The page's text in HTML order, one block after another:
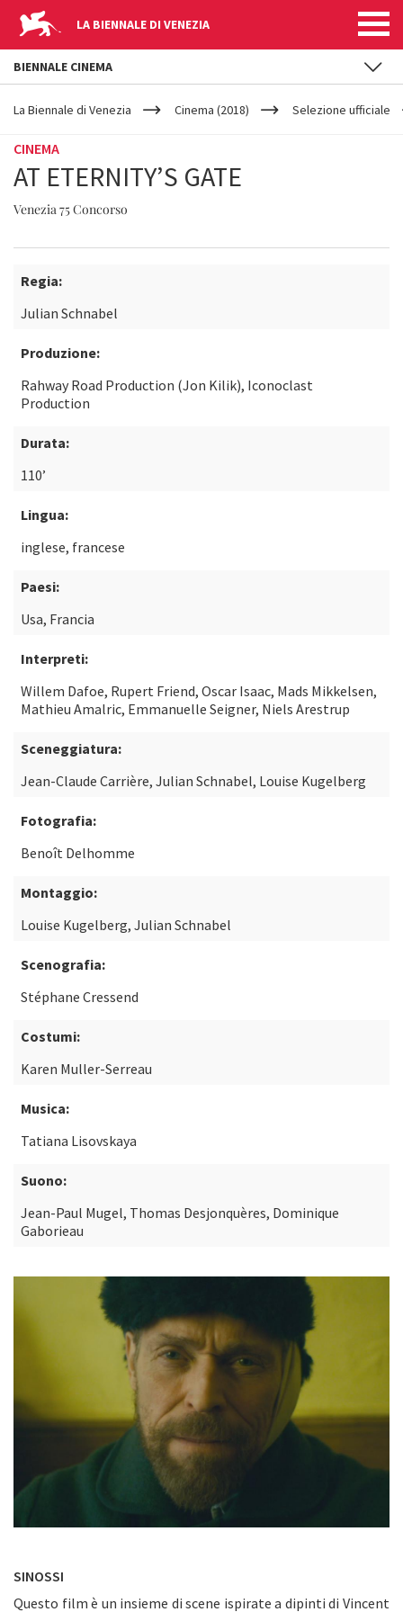
LA BIENNALE DI VENEZIA
YOUR
ARE
La Biennale di Venezia Cinema (2018) Selezione ufficiale
CINEMA
AT ETERNITY’S GATE
Venezia 75 Concorso
Regia:
Julian Schnabel
Produzione:
Rahway Road Production (Jon Kilik), Iconoclast
Production
Durata:
110’
Lingua:
inglese, francese
Paesi:
Usa, Francia
Interpreti:
Willem Dafoe, Rupert Friend, Oscar Isaac, Mads Mikkelsen,
Mathieu Amalric, Emmanuelle Seigner, Niels Arestrup
Sceneggiatura:
Jean-Claude Carrière, Julian Schnabel, Louise Kugelberg
Fotografia:
Benoît Delhomme
Montaggio:
Louise Kugelberg, Julian Schnabel
Scenografia:
Stéphane Cressend
Costumi:
Karen Muller-Serreau
Musica:
Tatiana Lisovskaya
Suono:
Jean-Paul Mugel, Thomas Desjonquères, Dominique
Gaborieau
SINOSSI
Questo film è un insieme di scene ispirate a dipinti di Vincent
BIENNALE CINEMA